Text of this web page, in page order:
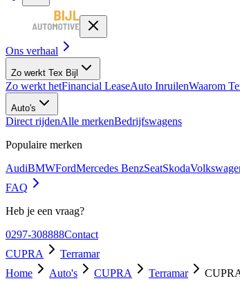
Ons verhaal
Zo werkt Tex Bijl
Zo werkt hetFinancial LeaseAuto InruilenWaarom
Auto's
Direct rijdenAlle merkenBedrijfswagens
Populaire merken
AudiBMWFordMercedes BenzSeatSkoda
FAQ
Heb je een vraag?
0297-308888Contact
CUPRA
Terramar
Home
Auto's CUPRA Terramar